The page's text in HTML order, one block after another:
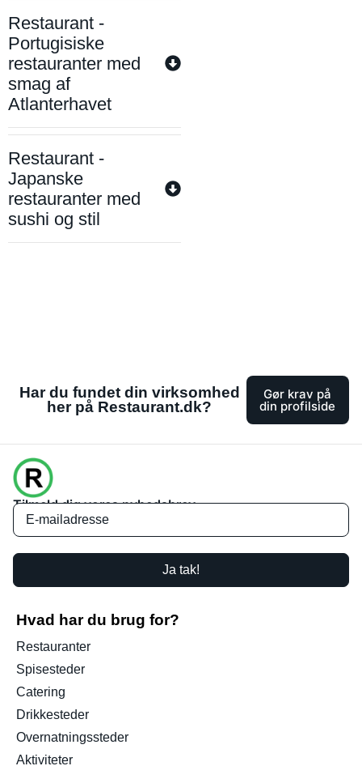
Restaurant -
Portugisiske
restauranter med
smag af
Atlanterhavet
Restaurant -
Japanske
restauranter med
sushi og stil
Har du fundet din virksomhed
her på Restaurant.dk?
Gør krav på
din profilside
Tilmeld dig vores nyhedsbrev
Ja tak!
Hvad har du brug for?
Restauranter
Spisesteder
Catering
Drikkesteder
Overnatningssteder
Aktiviteter